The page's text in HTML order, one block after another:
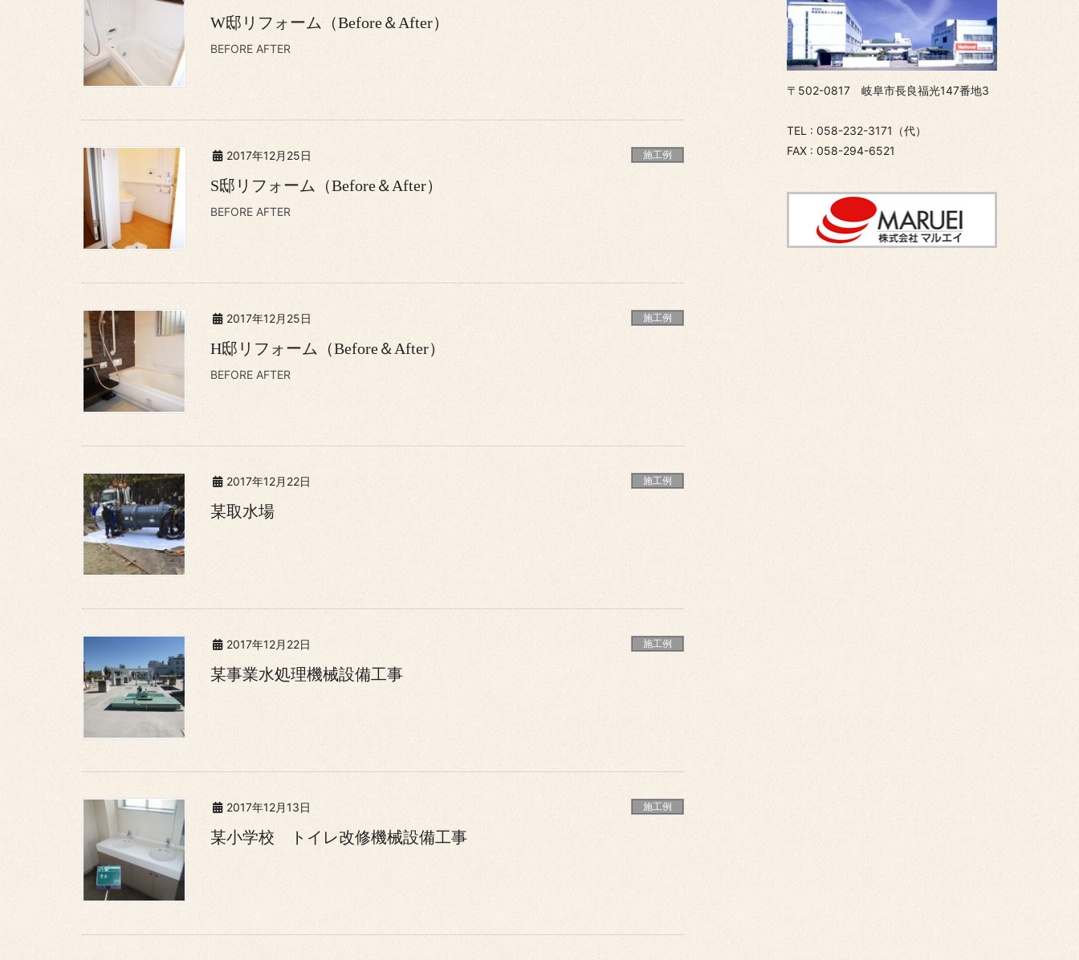
W邸リフォーム（Before＆After）
BEFORE AFTER
2017年12月25日 施工例
S邸リフォーム（Before＆After）
BEFORE AFTER
2017年12月25日 施工例
H邸リフォーム（Before＆After）
BEFORE AFTER
2017年12月22日 施工例
某取水場
2017年12月22日 施工例
某事業水処理機械設備工事
2017年12月13日 施工例
某小学校 トイレ改修機械設備工事
〒502-0817 岐阜市長良福光147番地3
TEL : 058-232-3171（代）
FAX : 058-294-6521